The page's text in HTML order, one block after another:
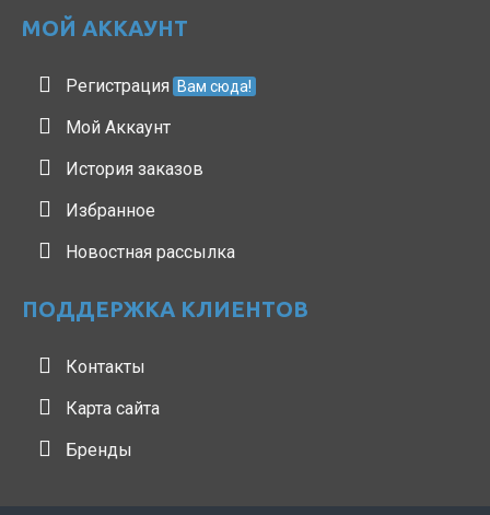
МОЙ АККАУНТ
Регистрация Вам сюда!
Мой Аккаунт
История заказов
Избранное
Новостная рассылка
ПОДДЕРЖКА КЛИЕНТОВ
Контакты
Карта сайта
Бренды